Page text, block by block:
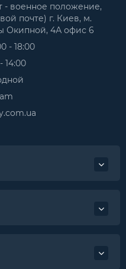
- военное положение,
почте) г. Киев, м.
Окипной, 4А офис 6
- 18:00
14:00